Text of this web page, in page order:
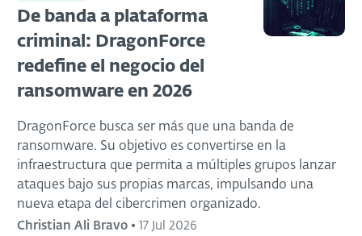
De banda a plataforma
criminal: DragonForce
redefine el negocio del
ransomware en 2026
DragonForce busca ser más que una banda de
ransomware. Su objetivo es convertirse en la
infraestructura que permita a múltiples grupos lanzar
ataques bajo sus propias marcas, impulsando una
nueva etapa del cibercrimen organizado.
Christian Ali Bravo • 17 Jul 2026